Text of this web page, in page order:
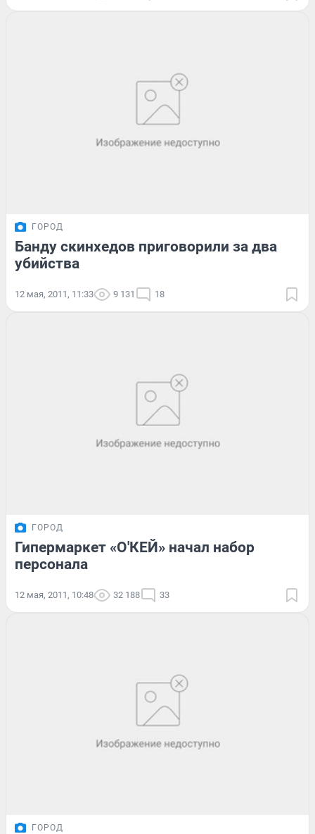
ГОРОД
Банду скинхедов приговорили за два
убийства
12 мая, 2011, 11:33 9 131 18
ГОРОД
Гипермаркет «О'КЕЙ» начал набор
персонала
12 мая, 2011, 10:48 32 188 33
ГОРОД